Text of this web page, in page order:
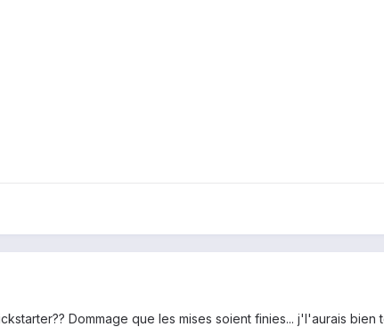
Dommage que les mises soient finies... j'l'aurais bien